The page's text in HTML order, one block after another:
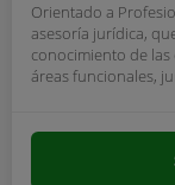
Orientado a
asesoría jurídica,
conocimiento de
áreas funcionales,